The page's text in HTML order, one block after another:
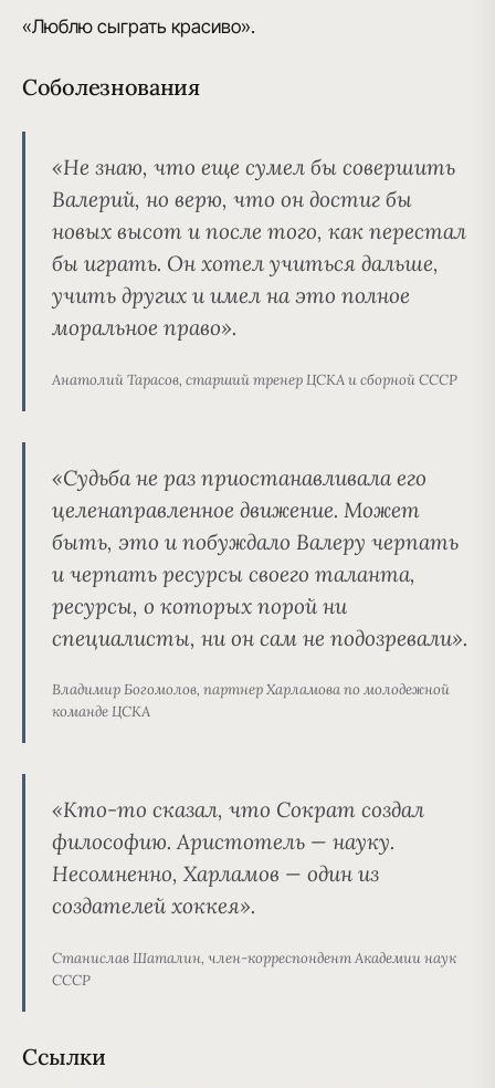
«Люблю сыграть красиво».
Соболезнования
«Не знаю, что еще сумел бы совершить
Валерий, но верю, что он достиг бы
новых высот и после того, как перестал
бы играть. Он хотел учиться дальше,
учить других и имел на это полное
моральное право».
Анатолий Тарасов, старший тренер ЦСКА и сборной СССР
«Судьба не раз приостанавливала его
целенаправленное движение. Может
быть, это и побуждало Валеру черпать
и черпать ресурсы своего таланта,
ресурсы, о которых порой ни
специалисты, ни он сам не подозревали».
Владимир Богомолов, партнер Харламова по молодежной
команде ЦСКА
«Кто-то сказал, что Сократ создал
философию. Аристотель — науку.
Несомненно, Харламов — один из
создателей хоккея».
Станислав Шаталин, член-корреспондент Академии наук
СССР
Ссылки